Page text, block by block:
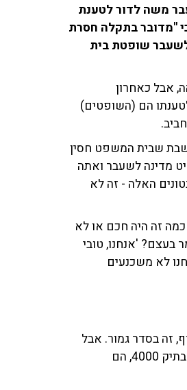
משה לדור לטענת
כי "מדובר בתקלה חסרת
שופטת בית
אבל כאחרון
הם (השופטים)
שבית המשפט חסין
מדינה לשעבר ואתה
האלה - זה לא
זה היה חכם או לא
'אנחנו, טובי
לא משכנעים
זה בסדר גמור. אבל
לצפות שעכשיו הצדדים אחרי אמירה כזאת יתכנסו למשא ומתן וינסו להגיע להסדר בתיק 4000, הם